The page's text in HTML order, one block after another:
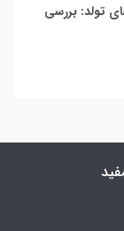
تولد: بررسی